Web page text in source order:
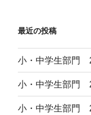
ン
最近の投稿
小・中学生部門
小・中学生部門
小・中学生部門